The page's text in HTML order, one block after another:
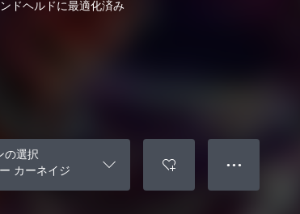
ドヘルドに最適化済み
の選択
カーネイジ
● ● ●